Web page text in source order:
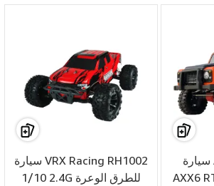
سيارة VRX Racing RH1002
1/10 2.4G للطرق الوعرة
سيارة AUSTARHOBBY
AXX6